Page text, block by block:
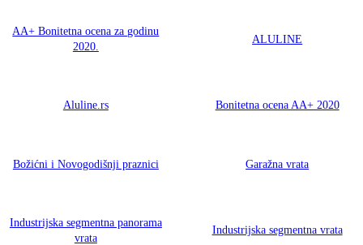
AA+ Bonitetna ocena za godinu
2020.
ALULINE
Aluline.rs Bonitetna ocena AA+ 2020
Božićni i Novogodišnji praznici Garažna vrata
Industrijska segmentna panorama
vrata
Industrijska segmentna vrata